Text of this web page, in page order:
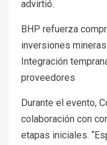
advirtió.
BHP refuerza
inversiones
Integración
proveedores
Durante el evento,
colaboración con
etapas iniciales.